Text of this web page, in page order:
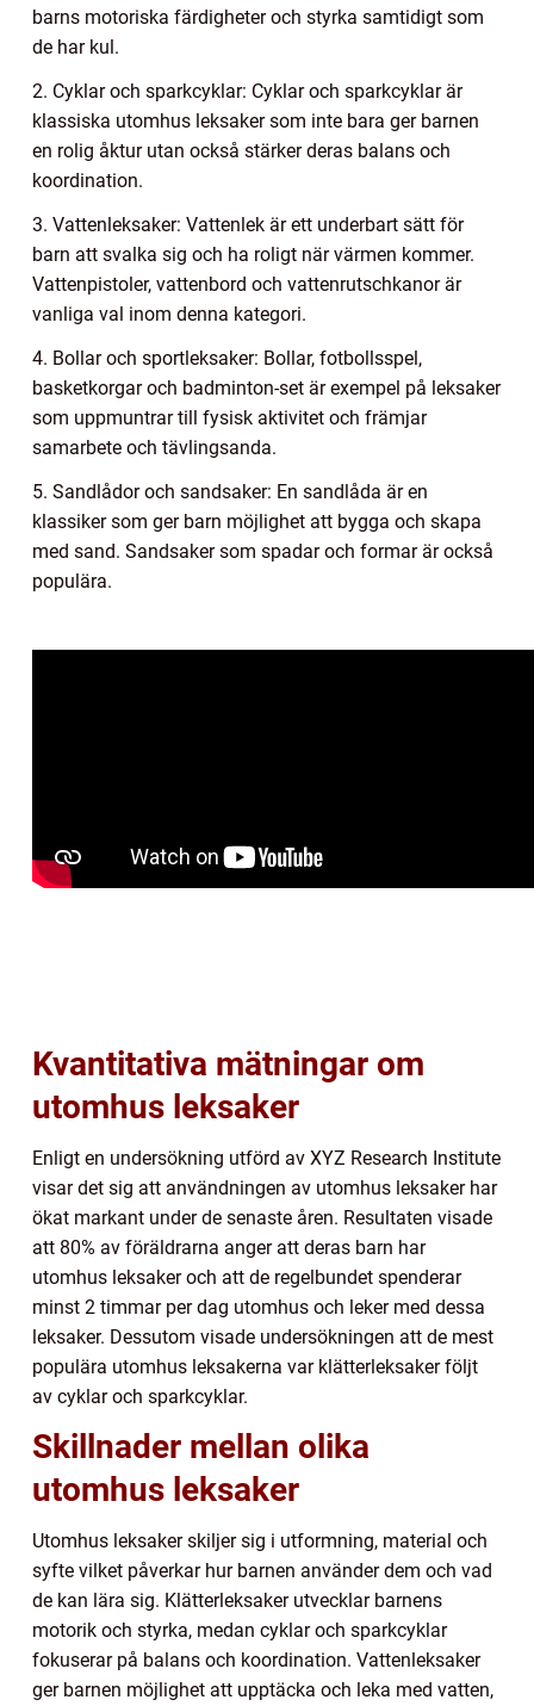
barns motoriska färdigheter och styrka samtidigt som
de har kul.
2. Cyklar och sparkcyklar: Cyklar och sparkcyklar är
klassiska utomhus leksaker som inte bara ger barnen
en rolig åktur utan också stärker deras balans och
koordination.
3. Vattenleksaker: Vattenlek är ett underbart sätt för
barn att svalka sig och ha roligt när värmen kommer.
Vattenpistoler, vattenbord och vattenrutschkanor är
vanliga val inom denna kategori.
4. Bollar och sportleksaker: Bollar, fotbollsspel,
basketkorgar och badminton-set är exempel på leksaker
som uppmuntrar till fysisk aktivitet och främjar
samarbete och tävlingsanda.
5. Sandlådor och sandsaker: En sandlåda är en
klassiker som ger barn möjlighet att bygga och skapa
med sand. Sandsaker som spadar och formar är också
populära.
Kvantitativa mätningar om
utomhus leksaker
Enligt en undersökning utförd av XYZ Research Institute
visar det sig att användningen av utomhus leksaker har
ökat markant under de senaste åren. Resultaten visade
att 80% av föräldrarna anger att deras barn har
utomhus leksaker och att de regelbundet spenderar
minst 2 timmar per dag utomhus och leker med dessa
leksaker. Dessutom visade undersökningen att de mest
populära utomhus leksakerna var klätterleksaker följt
av cyklar och sparkcyklar.
Skillnader mellan olika
utomhus leksaker
Utomhus leksaker skiljer sig i utformning, material och
syfte vilket påverkar hur barnen använder dem och vad
de kan lära sig. Klätterleksaker utvecklar barnens
motorik och styrka, medan cyklar och sparkcyklar
fokuserar på balans och koordination. Vattenleksaker
ger barnen möjlighet att upptäcka och leka med vatten,